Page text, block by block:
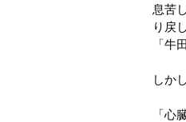
息苦
り戻
「牛
しか
「心